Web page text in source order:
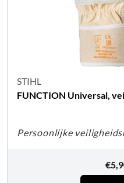
STIHL
FUNCTION Universal,
Persoonlijke
€